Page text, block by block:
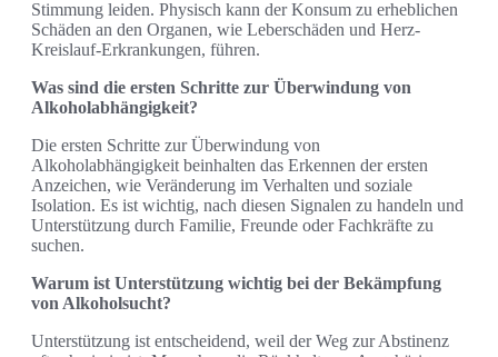
Stimmung leiden. Physisch kann der Konsum zu erheblichen
Schäden an den Organen, wie Leberschäden und Herz-
Kreislauf-Erkrankungen, führen.
Was sind die ersten Schritte zur Überwindung von
Alkoholabhängigkeit?
Die ersten Schritte zur Überwindung von
Alkoholabhängigkeit beinhalten das Erkennen der ersten
Anzeichen, wie Veränderung im Verhalten und soziale
Isolation. Es ist wichtig, nach diesen Signalen zu handeln und
Unterstützung durch Familie, Freunde oder Fachkräfte zu
suchen.
Warum ist Unterstützung wichtig bei der Bekämpfung
von Alkoholsucht?
Unterstützung ist entscheidend, weil der Weg zur Abstinenz